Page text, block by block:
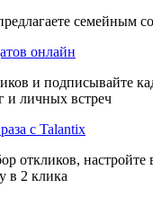
семейным
онлайн
и подписывайте
и личных встреч
с Talantix
откликов, настройте
в 2 клика